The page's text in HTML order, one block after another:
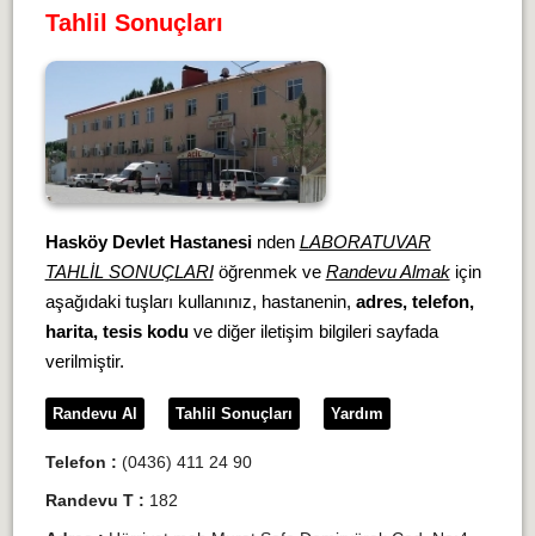
Tahlil Sonuçları
Hasköy Devlet Hastanesi nden LABORATUVAR
TAHLİL SONUÇLARIöğrenmek ve Randevu Almakiçin
aşağıdaki tuşları kullanınız, hastanenin, adres, telefon,
harita, tesis koduve diğer iletişim bilgileri sayfada
verilmiştir.
Randevu Al Tahlil Sonuçları Yardım
Telefon : (0436) 411 24 90
Randevu T : 182